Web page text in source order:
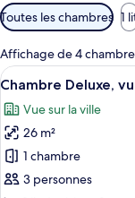
Filtres
disponibles
pour
les
chambres
Toutes les chambres 1
Affichage de 4
Afficher
toutes
les
photos
pour
ce
4
Chambre Deluxe,
Vue sur la ville
26 m²
1 chambre
3 personnes